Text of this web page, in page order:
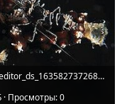
photo_editor_ds_1635827372680.jpg
· Просмотры: 0